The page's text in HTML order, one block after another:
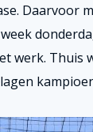
Daarvoor
werk. Thuis